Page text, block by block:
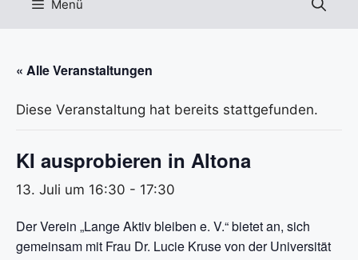
Menü
« Alle Veranstaltungen
Diese Veranstaltung hat bereits stattgefunden.
KI ausprobieren in Altona
13. Juli um 16:30 - 17:30
Der Verein „Lange Aktiv bleiben e. V.“ bietet an, sich
gemeinsam mit Frau Dr. Lucie Kruse von der Universität